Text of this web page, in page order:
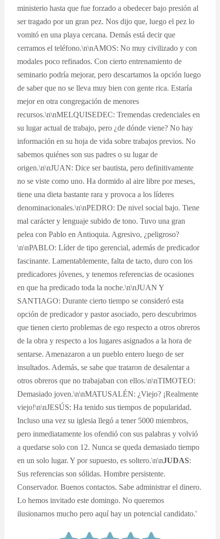
ministerio hasta que fue forzado a obedecer bajo presión al
ser tragado por un gran pez. Nos dijo que, luego el pez lo
vomitó en una playa cercana. Demás está decir que
cerramos el teléfono.\n\nAMOS: No muy civilizado y con
modales poco refinados. Con cierto entrenamiento de
seminario podría mejorar, pero descartamos la opción luego
de saber que no se lleva muy bien con gente rica. Estaría
mejor en otra congregación de menores
recursos.\n\nMELQUISEDEC: Tremendas credenciales en
su lugar actual de trabajo, pero ¿de dónde viene? No hay
información en su hoja de vida sobre trabajos previos. No
sabemos quiénes son sus padres o su lugar de
origen.\n\nJUAN: Dice ser bautista, pero definitivamente
no se viste como uno. Ha dormido al aire libre por meses,
tiene una dieta bastante rara y provoca a los líderes
denominacionales.\n\nPEDRO: De nivel social bajo. Tiene
mal carácter y lenguaje subido de tono. Tuvo una gran
pelea con Pablo en Antioquia. Agresivo, ¿peligroso?
\n\nPABLO: Líder de tipo gerencial, además de predicador
fascinante. Lamentablemente, falta de tacto, duro con los
predicadores jóvenes, y tenemos referencias de ocasiones
en que ha predicado toda la noche.\n\nJUAN Y
SANTIAGO: Durante cierto tiempo se consideró esta
opción de predicador y pastor asociado, pero descubrimos
que tienen cierto problemas de ego respecto a otros obreros
de la obra y respecto a los lugares asignados a la hora de
sentarse. Amenazaron a un pueblo entero luego de ser
insultados. Además, se sabe que trataron de desalentar a
otros obreros que no trabajaban con ellos.\n\nTIMOTEO:
Demasiado joven.\n\nMATUSALÉN: ¿Viejo? ¡Realmente
viejo!\n\nJESÚS: Ha tenido sus tiempos de popularidad.
Incluso una vez su iglesia llegó a tener 5000 miembros,
pero inmediatamente los ofendió con sus palabras y volvió
a quedarse solo con 12. Nunca se queda demasiado tiempo
en un solo lugar. Y por supuesto, es soltero.\n\nJUDAS:
Sus referencias son sólidas. Hombre persistente.
Conservador. Buenos contactos. Sabe administrar el dinero.
Lo hemos invitado este domingo. No queremos
ilusionarnos mucho pero aquí hay un potencial candidato.'